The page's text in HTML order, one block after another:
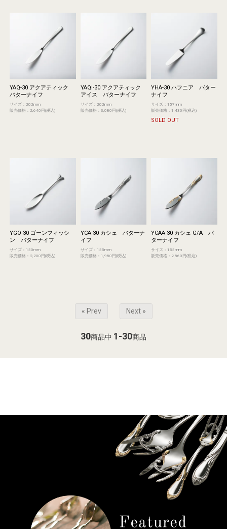
YAQ-30 アクアティック
バターナイフ
サイズ：202mm
販売価格：2,640円(税込)
YAQI-30 アクアティック
アイス バターナイフ
サイズ：202mm
販売価格：3,080円(税込)
YHA-30 ハフニア バター
ナイフ
サイズ：157mm
販売価格：1,430円(税込)
SOLD OUT
YGO-30 ゴーンフィッシ
ン バターナイフ
サイズ：150mm
販売価格：2,200円(税込)
YCA-30 カシェ バターナ
イフ
サイズ：155mm
販売価格：1,980円(税込)
YCAA-30 カシェ G/A バ
ターナイフ
サイズ：155mm
販売価格：2,860円(税込)
« Prev Next »
30商品中 1-30商品